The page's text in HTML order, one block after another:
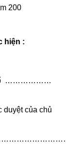
200
hiện :
số ………………
duyệt của chủ